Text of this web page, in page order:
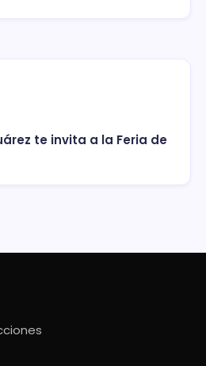
te invita a la Feria de